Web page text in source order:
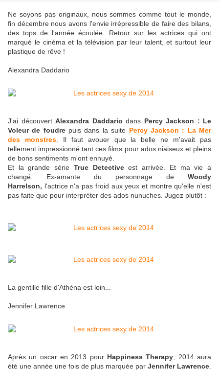
Ne soyons pas originaux, nous sommes comme tout le monde,
fin décembre nous avons l'envie irrépressible de faire des bilans,
des tops de l'année écoulée. Retour sur les actrices qui ont
marqué le cinéma et la télévision par leur talent, et surtout leur
plastique de rêve !
Alexandra Daddario
J'ai découvert Alexandra Daddario dans Percy Jackson : Le
Voleur de foudrepuis dans la suite Percy Jackson : La Mer
des monstres. Il faut avouer que la belle ne m'avait pas
tellement impressionné tant ces films pour ados niaiseux et pleins
de bons sentiments m'ont ennuyé.
Et la grande série True Detectiveest arrivée. Et ma vie a
changé. Ex-amante du personnage de Woody
Harrelson, l'actrice n'a pas froid aux yeux et montre qu'elle n'est
pas faite que pour interpréter des ados nunuches. Jugez plutôt :
La gentille fille d'Athéna est loin...
Jennifer Lawrence
Après un oscar en 2013 pour Happiness Therapy , 2014 aura
été une année une fois de plus marquée par Jennifer Lawrence